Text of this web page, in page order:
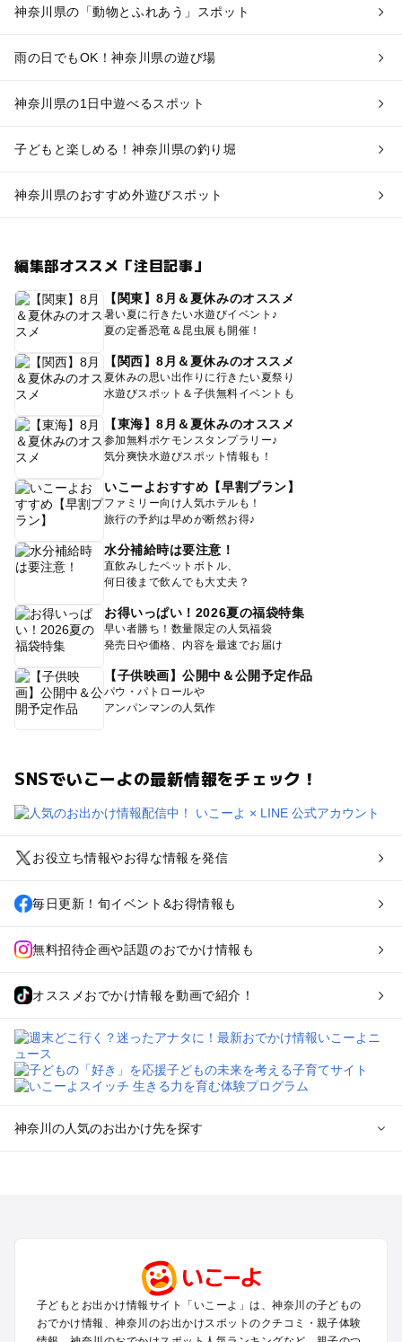
神奈川県の「動物とふれあう」スポット
雨の日でもOK！神奈川県の遊び場
神奈川県の1日中遊べるスポット
子どもと楽しめる！神奈川県の釣り堀
神奈川県のおすすめ外遊びスポット
編集部オススメ「注目記事」
【関東】8月＆夏休みのオススメ
暑い夏に行きたい水遊びイベント♪
夏の定番恐竜＆昆虫展も開催！
【関西】8月＆夏休みのオススメ
夏休みの思い出作りに行きたい夏祭り
水遊びスポット＆子供無料イベントも
【東海】8月＆夏休みのオススメ
参加無料ポケモンスタンプラリー♪
気分爽快水遊びスポット情報も！
いこーよおすすめ【早割プラン】
ファミリー向け人気ホテルも！
旅行の予約は早めが断然お得♪
水分補給時は要注意！
直飲みしたペットボトル、
何日後まで飲んでも大丈夫？
お得いっぱい！2026夏の福袋特集
早い者勝ち！数量限定の人気福袋
発売日や価格、内容を最速でお届け
【子供映画】公開中＆公開予定作品
パウ・パトロールや
アンパンマンの人気作
SNSでいこーよの最新情報をチェック！
お役立ち情報やお得な情報を発信
毎日更新！旬イベント&お得情報も
無料招待企画や話題のおでかけ情報も
オススメおでかけ情報を動画で紹介！
神奈川の人気のお出かけ先を探す
小田原・熱海・湯河原・真鶴のプールお出かけ
町田・相模原・愛川・上野原のプールお出かけ
新横浜・港北エリア・日吉・青葉台・鶴見のプールお出かけ
川崎のプールお出かけ
子どもとお出かけ情報サイト「いこーよ」は、神奈川の子どもの
おでかけ情報、神奈川のお出かけスポットのクチコミ・親子体験